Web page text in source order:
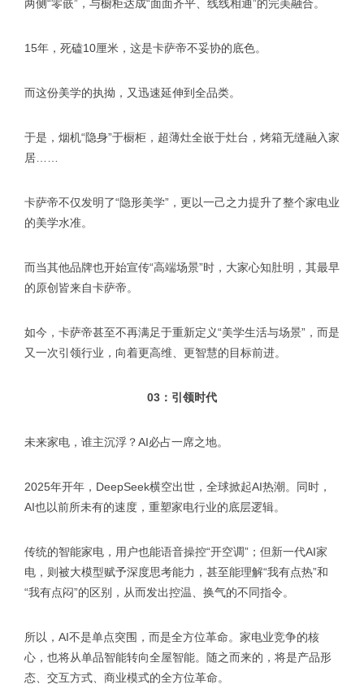
两侧“零嵌”，与橱柜达成“面面齐平、线线相通”的完美融合。
15年，死磕10厘米，这是卡萨帝不妥协的底色。
而这份美学的执拗，又迅速延伸到全品类。
于是，烟机“隐身”于橱柜，超薄灶全嵌于灶台，烤箱无缝融入家
居……
卡萨帝不仅发明了“隐形美学”，更以一己之力提升了整个家电业
的美学水准。
而当其他品牌也开始宣传“高端场景”时，大家心知肚明，其最早
的原创皆来自卡萨帝。
如今，卡萨帝甚至不再满足于重新定义“美学生活与场景”，而是
又一次引领行业，向着更高维、更智慧的目标前进。
03：引领时代
未来家电，谁主沉浮？AI必占一席之地。
2025年开年，DeepSeek横空出世，全球掀起AI热潮。同时，
AI也以前所未有的速度，重塑家电行业的底层逻辑。
传统的智能家电，用户也能语音操控“开空调”；但新一代AI家
电，则被大模型赋予深度思考能力，甚至能理解“我有点热”和
“我有点闷”的区别，从而发出控温、换气的不同指令。
所以，AI不是单点突围，而是全方位革命。家电业竞争的核
心，也将从单品智能转向全屋智能。随之而来的，将是产品形
态、交互方式、商业模式的全方位革命。